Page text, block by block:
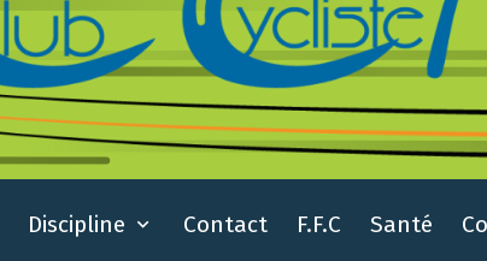
Discipline Contact F.F.C Santé